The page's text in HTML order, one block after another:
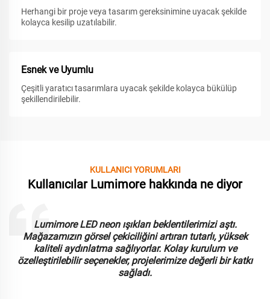
Herhangi bir proje veya tasarım gereksinimine uyacak şekilde
kolayca kesilip uzatılabilir.
Esnek ve Uyumlu
Çeşitli yaratıcı tasarımlara uyacak şekilde kolayca bükülüp
şekillendirilebilir.
KULLANICI YORUMLARI
Kullanıcılar Lumimore hakkında ne diyor
Lumimore LED neon ışıkları beklentilerimizi aştı.
Mağazamızın görsel çekiciliğini artıran tutarlı, yüksek
kaliteli aydınlatma sağlıyorlar. Kolay kurulum ve
özelleştirilebilir seçenekler, projelerimize değerli bir katkı
sağladı.